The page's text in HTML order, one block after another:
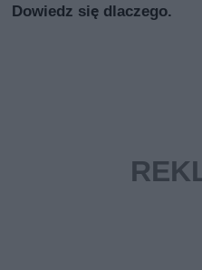
Dowiedz się dlaczego.